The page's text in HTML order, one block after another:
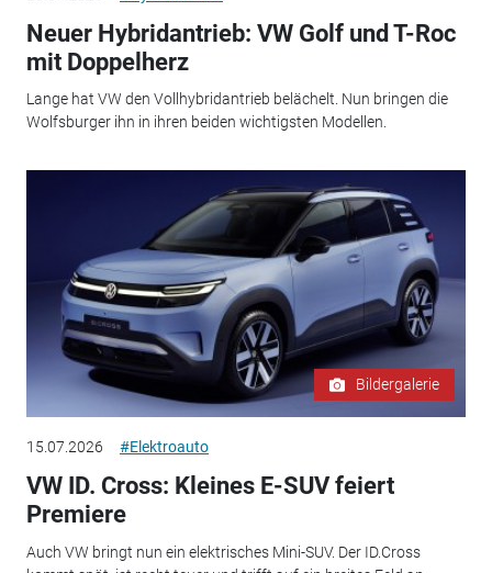
Neuer Hybridantrieb: VW Golf und T-Roc
mit Doppelherz
Lange hat VW den Vollhybridantrieb belächelt. Nun bringen die
Wolfsburger ihn in ihren beiden wichtigsten Modellen.
Bildergalerie
15.07.2026 #Elektroauto
VW ID. Cross: Kleines E-SUV feiert
Premiere
Auch VW bringt nun ein elektrisches Mini-SUV. Der ID.Cross